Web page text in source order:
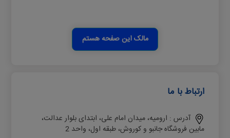
مالک این صفحه هستم
ارتباط با ما
آدرس : ارومیه، میدان امام علی، ابتدای بلوار عدالت،
مابین فروشگاه جانبو و کوروش، طبقه اول، واحد 2